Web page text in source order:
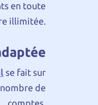
en toute
illimitée.
se fait sur
de